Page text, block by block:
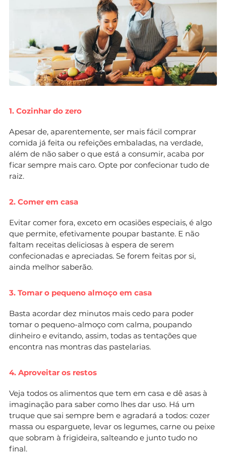
1. Cozinhar do zero
Apesar de, aparentemente, ser mais fácil comprar
comida já feita ou refeições embaladas, na verdade,
além de não saber o que está a consumir, acaba por
ficar sempre mais caro. Opte por confecionar tudo de
raiz.
2. Comer em casa
Evitar comer fora, exceto em ocasiões especiais, é algo
que permite, efetivamente poupar bastante. E não
faltam receitas deliciosas à espera de serem
confecionadas e apreciadas. Se forem feitas por si,
ainda melhor saberão.
3. Tomar o pequeno almoço em casa
Basta acordar dez minutos mais cedo para poder
tomar o pequeno-almoço com calma, poupando
dinheiro e evitando, assim, todas as tentações que
encontra nas montras das pastelarias.
4. Aproveitar os restos
Veja todos os alimentos que tem em casa e dê asas à
imaginação para saber como lhes dar uso. Há um
truque que sai sempre bem e agradará a todos: cozer
massa ou esparguete, levar os legumes, carne ou peixe
que sobram à frigideira, salteando e junto tudo no
final.